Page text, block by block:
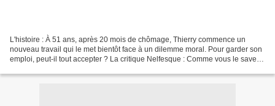
L'histoire : À 51 ans, après 20 mois de chômage, Thierry commence un
nouveau travail qui le met bientôt face à un dilemme moral. Pour garder son
emploi, peut-il tout accepter ? La critique Nelfesque : Comme vous le savez,